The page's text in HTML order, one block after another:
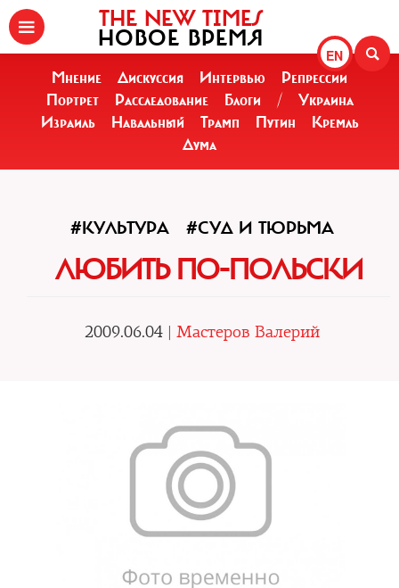
EN
THE NEW TIMES
НОВОЕ ВРЕМЯ
Мнение Дискуссия Интервью
Репрессии
Портрет
Расследование Блоги /
Украина
Израиль
Навальный Трамп Путин
Кремль
Дума
#КУЛЬТУРА #СУД И ТЮРЬМА
ЛЮБИТЬ ПО-ПОЛЬСКИ
2009.06.04 | Мастеров Валерий